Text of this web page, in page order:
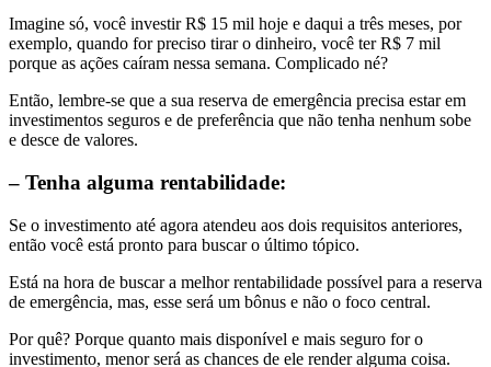
Imagine só, você investir R$ 15 mil hoje e daqui a três meses, por
exemplo, quando for preciso tirar o dinheiro, você ter R$ 7 mil
porque as ações caíram nessa semana. Complicado né?
Então, lembre-se que a sua reserva de emergência precisa estar em
investimentos seguros e de preferência que não tenha nenhum sobe
e desce de valores.
– Tenha alguma rentabilidade:
Se o investimento até agora atendeu aos dois requisitos anteriores,
então você está pronto para buscar o último tópico.
Está na hora de buscar a melhor rentabilidade possível para a reserva
de emergência, mas, esse será um bônus e não o foco central.
Por quê? Porque quanto mais disponível e mais seguro for o
investimento, menor será as chances de ele render alguma coisa.